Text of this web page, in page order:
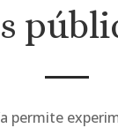
permite